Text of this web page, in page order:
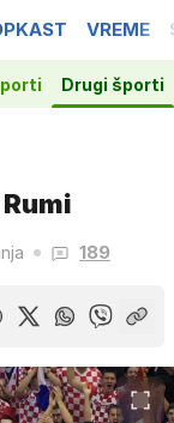
VREME
Drugi športi
189